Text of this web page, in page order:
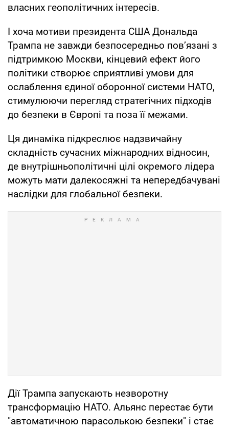
власних геополітичних інтересів.
І хоча мотиви президента США Дональда
Трампа не завжди безпосередньо пов’язані з
підтримкою Москви, кінцевий ефект його
політики створює сприятливі умови для
ослаблення єдиної оборонної системи НАТО,
стимулюючи перегляд стратегічних підходів
до безпеки в Європі та поза її межами.
Ця динаміка підкреслює надзвичайну
складність сучасних міжнародних відносин,
де внутрішньополітичні цілі окремого лідера
можуть мати далекосяжні та непередбачувані
наслідки для глобальної безпеки.
Дії Трампа запускають незворотну
трансформацію НАТО. Альянс перестає бути
"автоматичною парасолькою безпеки" і стає